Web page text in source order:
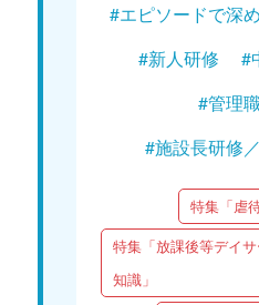
#エピソードで深
#新人研修
#
#管理
#施設長研修
特集「虐
特集「放課後等デイ
知識」